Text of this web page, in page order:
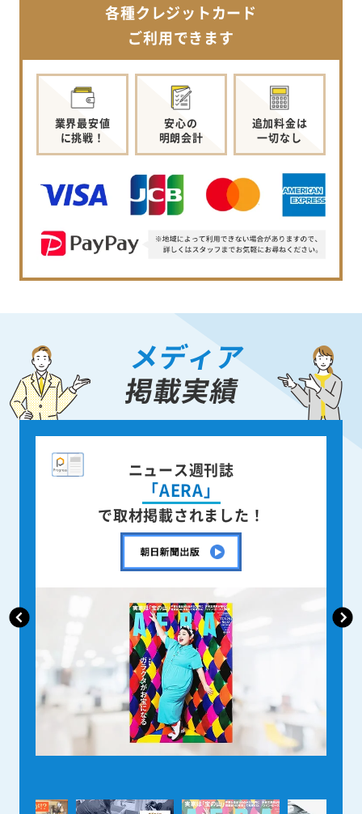
各種クレジットカード
ご利用できます
業界最安値
に挑戦！
安心の
明朗会計
追加料金は
一切なし
メディア
掲載実績
全国紙新聞
「朝日新聞」
で取材掲載されました！